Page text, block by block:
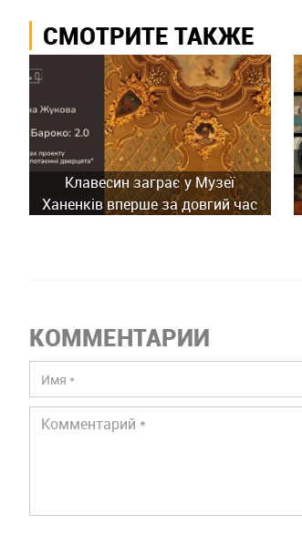
СМОТРИТЕ ТАКЖЕ
Клавесин заграє у Музеї
Ханенків вперше за довгий час
КОММЕНТАРИИ